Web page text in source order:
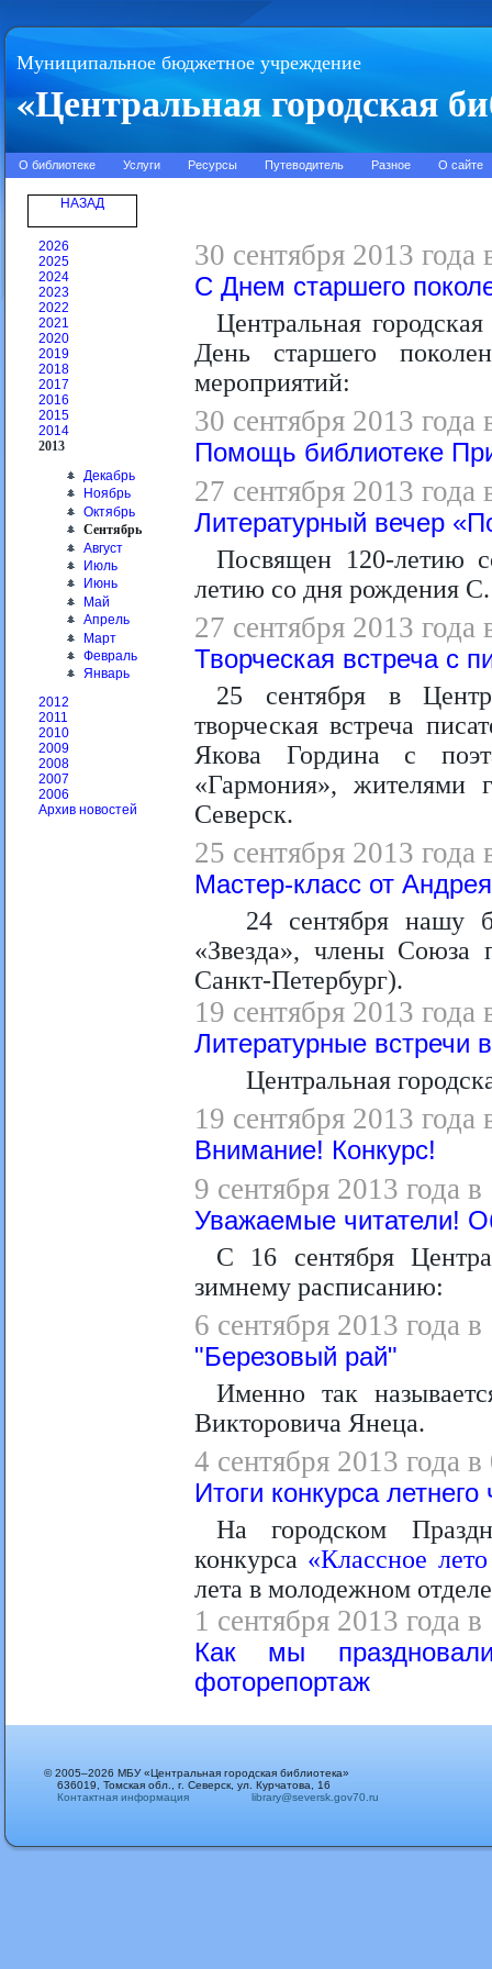
Муниципальное бюджетное учреждение
«Центральная городская
О библиотеке Услуги Ресурсы Путеводитель Разное О сайте
НАЗАД
2026
2025
2024
2023
2022
2021
2020
2019
2018
2017
2016
2015
2014
2013
Декабрь
Ноябрь
Октябрь
Сентябрь
Август
Июль
Июнь
Май
Апрель
Март
Февраль
Январь
2012
2011
2010
2009
2008
2007
2006
Архив новостей
30 сентября 2013 года
C Днем старшего
Центральная
День старшего
мероприятий:
30 сентября 2013 года
Помощь библиотеке
27 сентября 2013 года
Литературный вечер
Посвящен 120-летию
летию со дня рождения
27 сентября 2013 года
Творческая встреча с
25 сентября в
творческая встреча
Якова Гордина с
«Гармония», жителями
Северск.
25 сентября 2013 года
Мастер-класс от
24 сентября нашу
«Звезда», члены
Санкт-Петербург).
19 сентября 2013 года
Литературные встречи
Центральная
19 сентября 2013 года
Внимание! Конкурс!
9 сентября 2013 года
Уважаемые читатели!
С 16 сентября
зимнему расписанию:
6 сентября 2013 года
"Березовый рай"
Именно так
Викторовича Янеца.
4 сентября 2013 года
Итоги конкурса летнего
На городском
конкурса «Классное
лета в молодежном
1 сентября 2013 года
Как мы
фоторепортаж
© 2005–2026 МБУ «Центральная городская библиотека»
636019, Томская обл., г. Северск, ул. Курчатова, 16
Контактная информация
library@seversk.gov70.ru